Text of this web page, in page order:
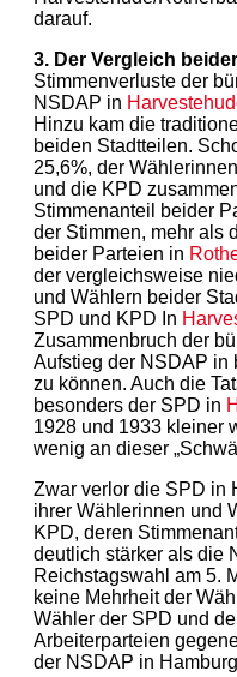
darauf.
3. Der Vergleich
Stimmenverluste der
NSDAP in
Hinzu kam die
beiden Stadtteilen.
25,6%, der
und die KPD
Stimmenanteil beider
der Stimmen, mehr als
beider Parteien in
der vergleichsweise
und Wählern beider
SPD und KPD In
Zusammenbruch der
Aufstieg der NSDAP in
zu können. Auch die
besonders der SPD in
1928 und 1933 kleiner
wenig an dieser
Zwar verlor die SPD in
ihrer Wählerinnen und
KPD, deren
deutlich stärker als die
Reichstagswahl am 5.
keine Mehrheit der
Wähler der SPD und
Arbeiterparteien
der NSDAP in